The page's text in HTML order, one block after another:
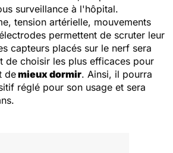
surveillance à l'hôpital.
tension artérielle, mouvements
permettent de scruter leur
capteurs placés sur le nerf sera
de choisir les plus efficaces pour
demieux dormir. Ainsi, il pourra
réglé pour son usage et sera